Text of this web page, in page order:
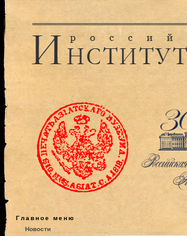
Главное меню
Новости